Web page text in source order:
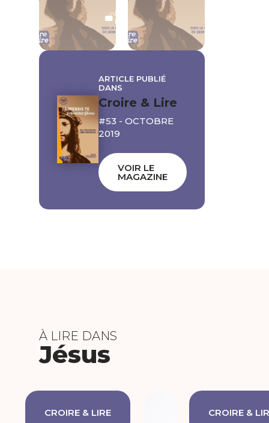
LECTURE
LIBRE
ARTICLE PUBLIÉ
DANS
Croire & Lire
#53 - OCTOBRE
2019
VOIR LE
MAGAZINE
À LIRE DANS
Jésus
CROIRE & LIRE CROIRE &